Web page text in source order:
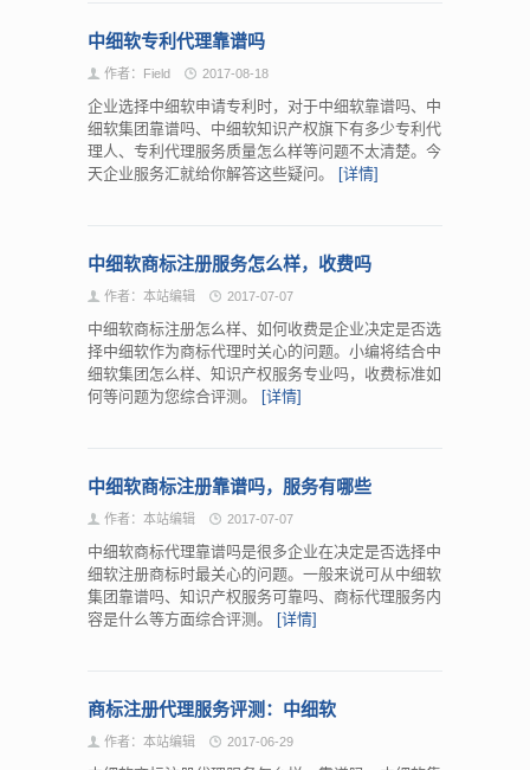
中细软专利代理靠谱吗
作者：Field 2017-08-18
企业选择中细软申请专利时，对于中细软靠谱吗、中
细软集团靠谱吗、中细软知识产权旗下有多少专利代
理人、专利代理服务质量怎么样等问题不太清楚。今
天企业服务汇就给你解答这些疑问。
[详情]
中细软商标注册服务怎么样，收费吗
作者：本站编辑 2017-07-07
中细软商标注册怎么样、如何收费是企业决定是否选
择中细软作为商标代理时关心的问题。小编将结合中
细软集团怎么样、知识产权服务专业吗，收费标准如
何等问题为您综合评测。
[详情]
中细软商标注册靠谱吗，服务有哪些
作者：本站编辑 2017-07-07
中细软商标代理靠谱吗是很多企业在决定是否选择中
细软注册商标时最关心的问题。一般来说可从中细软
集团靠谱吗、知识产权服务可靠吗、商标代理服务内
容是什么等方面综合评测。
[详情]
商标注册代理服务评测：中细软
作者：本站编辑 2017-06-29